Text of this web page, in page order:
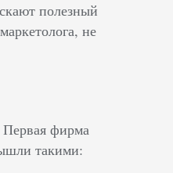
полезный
не
Первая фирма
такими: